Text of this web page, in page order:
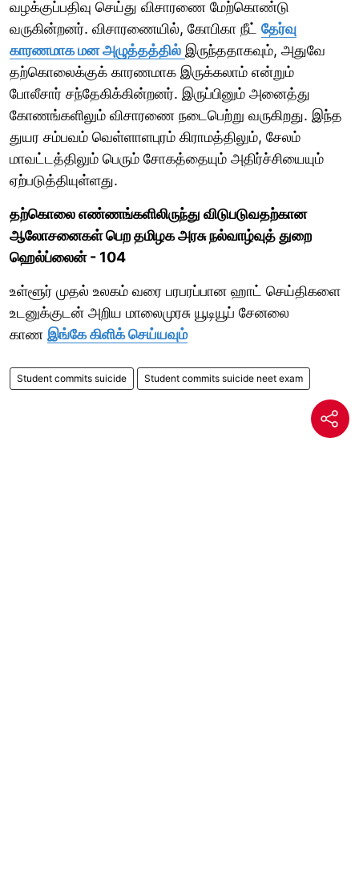
வழக்குப்பதிவு செய்து விசாரணை மேற்கொண்டு
வருகின்றனர். விசாரணையில், கோபிகா நீட் தேர்வு
காரணமாக மன அழுத்தத்தில் இருந்ததாகவும், அதுவே
தற்கொலைக்குக் காரணமாக இருக்கலாம் என்றும்
போலீசார் சந்தேகிக்கின்றனர். இருப்பினும் அனைத்து
கோணங்களிலும் விசாரணை நடைபெற்று வருகிறது. இந்த
துயர சம்பவம் வெள்ளாளபுரம் கிராமத்திலும், சேலம்
மாவட்டத்திலும் பெரும் சோகத்தையும் அதிர்ச்சியையும்
ஏற்படுத்தியுள்ளது.
தற்கொலை எண்ணங்களிலிருந்து விடுபடுவதற்கான
ஆலோசனைகள் பெற தமிழக அரசு நல்வாழ்வுத் துறை
ஹெல்ப்லைன் - 104
உள்ளூர் முதல் உலகம் வரை பரபரப்பான ஹாட் செய்திகளை
உடனுக்குடன் அறிய மாலைமுரசு யூடியூப் சேனலை
காண இங்கே கிளிக் செய்யவும்
Student commits suicide Student commits suicide neet exam